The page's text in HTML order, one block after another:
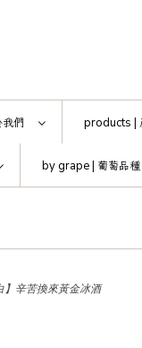
我們 products |
by grape | 葡萄品種
】辛苦換來黃金冰酒